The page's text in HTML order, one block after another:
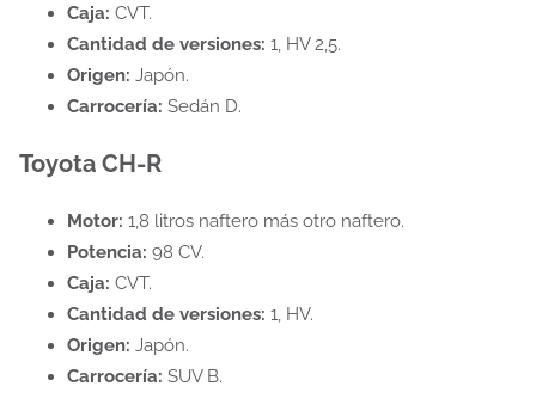
Caja: CVT.
Cantidad de versiones: 1, HV 2,5.
Origen: Japón.
Carrocería: Sedán D.
Toyota CH-R
Motor: 1,8 litros naftero más otro naftero.
Potencia: 98 CV.
Caja: CVT.
Cantidad de versiones: 1, HV.
Origen: Japón.
Carrocería: SUV B.